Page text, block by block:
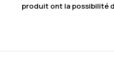
produit ont la possibilité